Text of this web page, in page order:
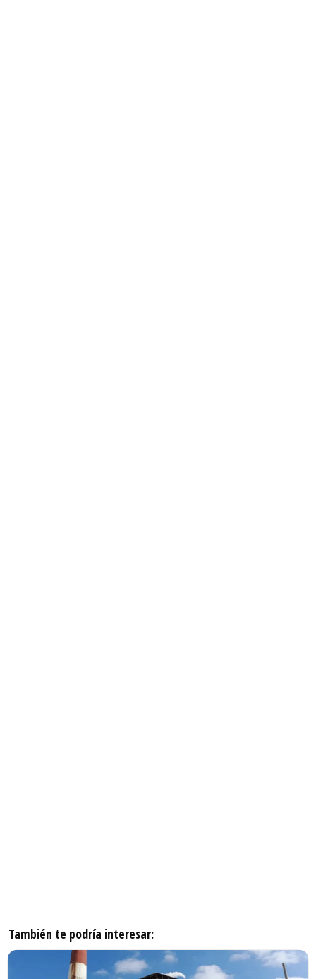
También te podría interesar: